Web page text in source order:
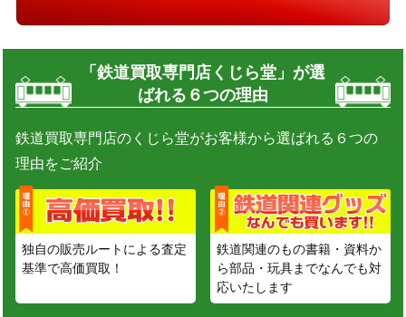
「鉄道買取専門店くじら堂」が選
ばれる６つの理由
鉄道買取専門店のくじら堂がお客様から選ばれる６つの
理由をご紹介
独自の販売ルートによる査定
基準で高価買取！
鉄道関連のもの書籍・資料か
ら部品・玩具までなんでも対
応いたします